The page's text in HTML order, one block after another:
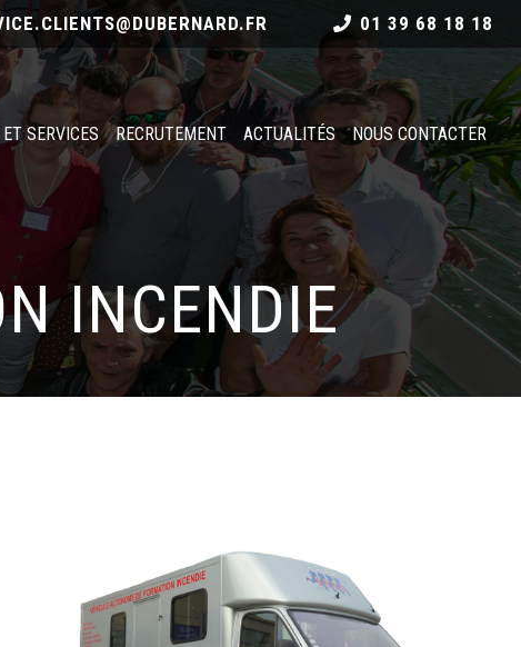
01 39 68 18 18
SERVICES RECRUTEMENT ACTUALITÉS NOUS CONTACTER
INCENDIE